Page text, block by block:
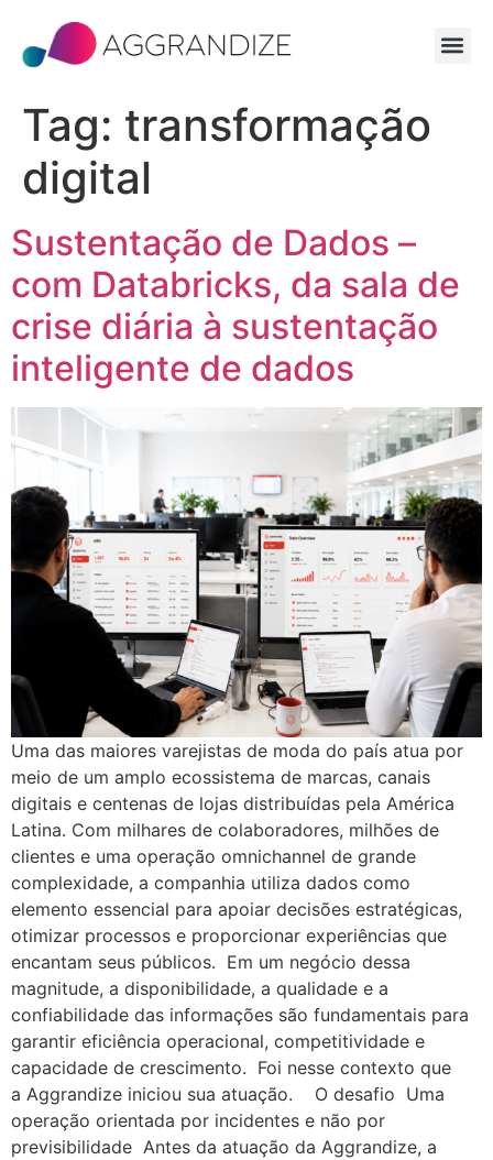
Tag: transformação
digital
Sustentação de Dados –
com Databricks, da sala de
crise diária à sustentação
inteligente de dados
Uma das maiores varejistas de moda do país atua por
meio de um amplo ecossistema de marcas, canais
digitais e centenas de lojas distribuídas pela América
Latina. Com milhares de colaboradores, milhões de
clientes e uma operação omnichannel de grande
complexidade, a companhia utiliza dados como
elemento essencial para apoiar decisões estratégicas,
otimizar processos e proporcionar experiências que
encantam seus públicos. Em um negócio dessa
magnitude, a disponibilidade, a qualidade e a
confiabilidade das informações são fundamentais para
garantir eficiência operacional, competitividade e
capacidade de crescimento. Foi nesse contexto que
a Aggrandize iniciou sua atuação. O desafio Uma
operação orientada por incidentes e não por
previsibilidade Antes da atuação da Aggrandize, a